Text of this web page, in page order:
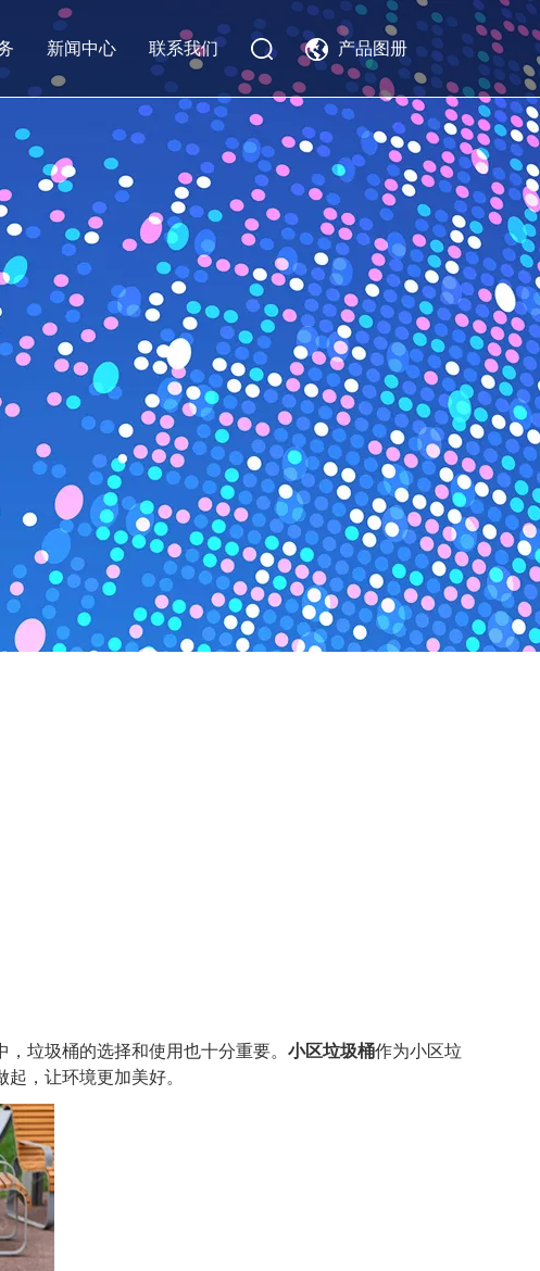
新闻中心 联系我们 产品图册
垃圾桶的选择和使用也十分重要。 小区垃圾桶作为小区垃
，让环境更加美好。